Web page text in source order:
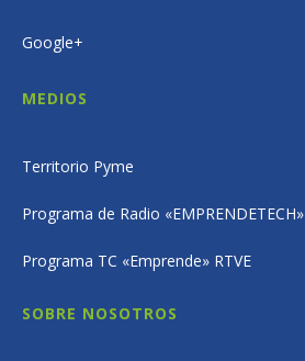
Google+
MEDIOS
Territorio Pyme
Programa de Radio «EMPRENDETECH»
Programa TC «Emprende» RTVE
SOBRE NOSOTROS